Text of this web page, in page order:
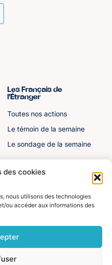
des cookies
nous utilisons des technologies
ou accéder aux informations des
Les Français de
l'Étranger
Toutes nos actions
Le témoin de la semaine
Le sondage de la semaine
Divers
personnelles
Mentions légales